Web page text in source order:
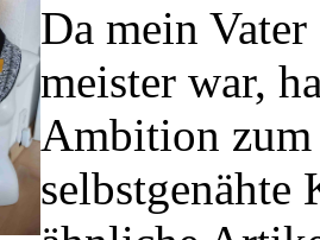
Da mein
meister war,
Ambition zum
selbstgenähte